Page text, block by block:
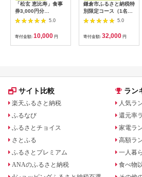
「松玄 恵比寿」食事
券3,000円分
【098004】 チケット
お食事券 和食 十割蕎
麦 旬食材 コース料理
鍋 ランチ 会食 デート
利用券 ギフト プレゼ
5.0
寄付金額: 10,000 円
鎌倉市ふるさと納税特
別限定コース（1名様
分）～MOKICHI
KAMAKURAの特別全
7品～ | 食事券 コース
料理 全7品 人気 おす
すめ 和洋折衷 記念日
5.0
寄付金額: 32,000 円
サイト比較
楽天ふるさと納税
ふるなび
ふるさとチョイス
さとふる
ふるさとプレミアム
ANAのふるさと納税
ラン
人気ラ
還元率
家電ラ
高額ラ
一人暮
食べ物